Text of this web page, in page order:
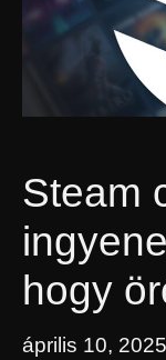
Steam
hogy
április 10, 2025